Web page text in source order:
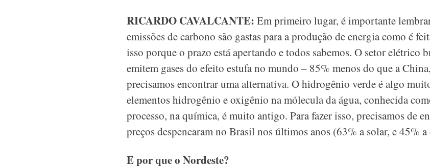
RICARDO CAVALCANTE: Em primeiro lugar, é importante
emissões de carbono são gastas para a produção de energia como é
isso porque o prazo está apertando e todos sabemos. O setor elétrico
emitem gases do efeito estufa no mundo – 85% menos do que a
precisamos encontrar uma alternativa. O hidrogênio verde é algo
elementos hidrogênio e oxigênio na mólecula da água, conhecida
processo, na química, é muito antigo. Para fazer isso, precisamos de
preços despencaram no Brasil nos últimos anos (63% a solar, e 45%
E por que o Nordeste?